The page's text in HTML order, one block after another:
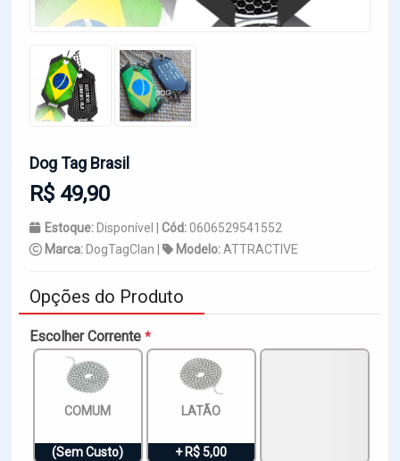
Dog Tag Brasil
R$ 49,90
Estoque: Disponível | Cód:0606529541552
Marca: DogTagClan | Modelo:ATTRACTIVE
Opções do Produto
Escolher Corrente *
COMUM
(Sem Custo)
LATÃO
+ R$ 5,00